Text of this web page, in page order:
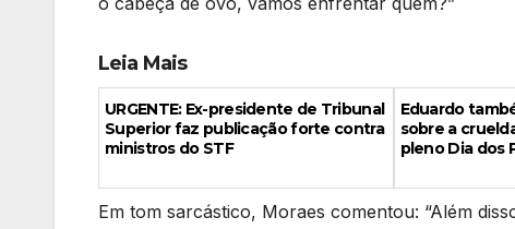
Leia Mais
URGENTE: Ex-presidente de Tribunal
Superior faz publicação forte contra
ministros do STF
Eduardo
sobre a
pleno Dia dos
Em tom sarcástico, Moraes comentou: “Além